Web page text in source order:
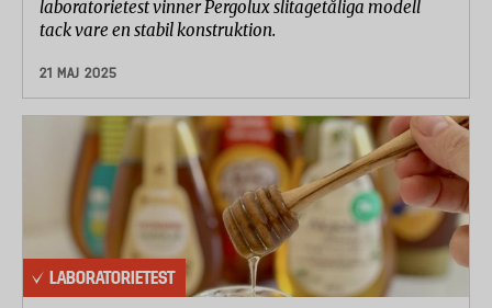
laboratorietest vinner Pergolux slitagetåliga modell
tack vare en stabil konstruktion.
21 MAJ 2025
LABORATORIETEST